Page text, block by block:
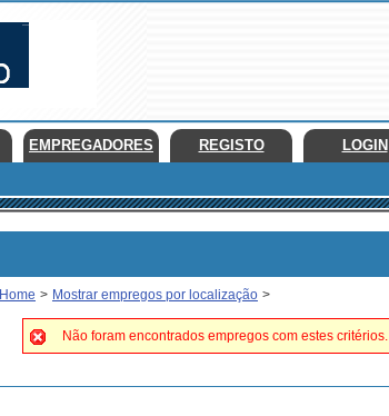
EMPREGADORES REGISTO LOGIN
Home > Mostrar empregos por localização >
Não foram encontrados empregos com estes critérios.